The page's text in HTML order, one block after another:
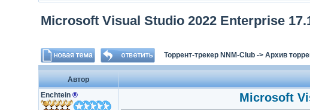
Microsoft Visual Studio 2022 Enterprise
Торрент-трекер NNM-Club-> Архив
Автор
Enchtein ® Microsoft